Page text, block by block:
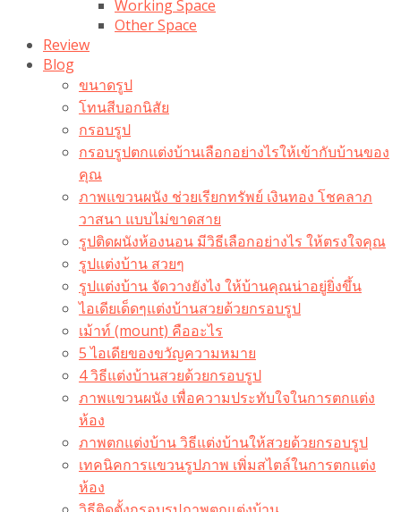
Working Space
Other Space
Review
Blog
ขนาดรูป
โทนสีบอกนิสัย
กรอบรูป
กรอบรูปตกแต่งบ้านเลือกอย่างไรให้เข้ากับบ้านของ
คุณ
ภาพแขวนผนัง ช่วยเรียกทรัพย์ เงินทอง โชคลาภ
วาสนา แบบไม่ขาดสาย
รูปติดผนังห้องนอน มีวิธีเลือกอย่างไร ให้ตรงใจคุณ
รูปแต่งบ้าน สวยๆ
รูปแต่งบ้าน จัดวางยังไง ให้บ้านคุณน่าอยู่ยิ่งขึ้น
ไอเดียเด็ดๆแต่งบ้านสวยด้วยกรอบรูป
เม้าท์ (mount) คืออะไร​
5 ไอเดียของขวัญความหมาย
4 วิธีแต่งบ้านสวยด้วยกรอบรูป
ภาพแขวนผนัง เพื่อความประทับใจในการตกแต่ง
ห้อง
ภาพตกแต่งบ้าน วิธีแต่งบ้านให้สวยด้วยกรอบรูป
เทคนิคการแขวนรูปภาพ เพิ่มสไตล์ในการตกแต่ง
ห้อง